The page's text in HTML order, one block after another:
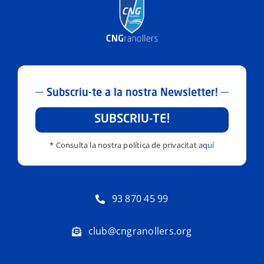
Subscriu-te a la nostra Newsletter!
SUBSCRIU-TE!
* Consulta la nostra política de privacitataquí
93 870 45 99
club@cngranollers.org